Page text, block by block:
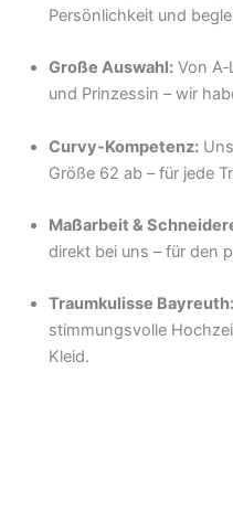
Persönlichkeit und
Große Auswahl:Von
und Prinzessin – wir
Curvy‑Kompetenz:
Größe 62 ab – für jede
Maßarbeit &
direkt bei uns – für den
Traumkulisse Bayreuth:
stimmungsvolle
Kleid.